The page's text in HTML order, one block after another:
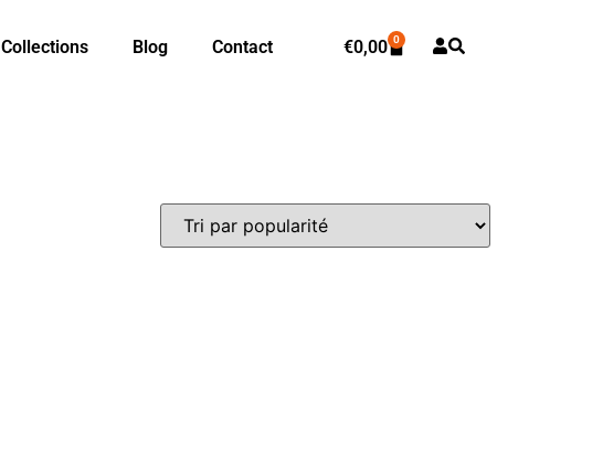
Collections Blog Contact €0,00 0